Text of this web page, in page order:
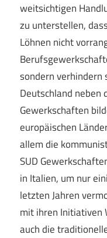
weitsichtigen
zu unterstellen,
Löhnen nicht
sondern
Deutschland neben
Gewerkschaften
europäischen
allem die
SUD
in Italien, um nur
letzten Jahren
mit ihren Initiativen
auch die